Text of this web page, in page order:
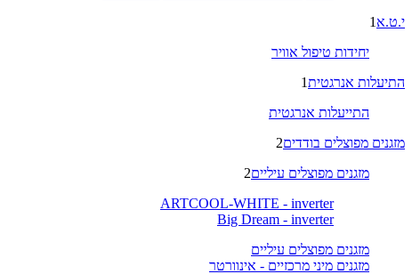
י.ט.א 1
יחידות טיפול אוויר
התיעלות אנרגטית1
התייעלות אנרגטית
מזגנים מפוצלים בודדים2
מזגנים מפוצלים עיליים2
ARTCOOL-WHITE - inverter
Big Dream - inverter
מזגנים מפוצלים עיליים
מזגנים מיני מרכזיים - אינוורטר